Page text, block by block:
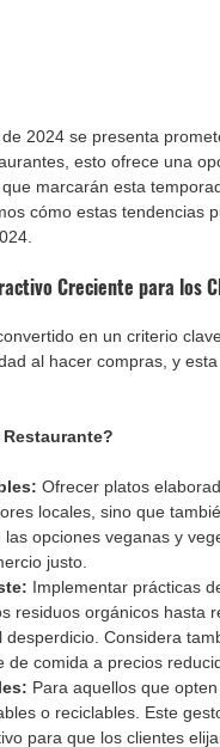
2024 se presenta
esto ofrece una
marcarán esta
cómo estas tendencias
Creciente para los
en un criterio
al hacer compras, y
Ofrecer platos
locales, sino que
las opciones veganas y
justo.
Implementar prácticas
residuos orgánicos hasta
Considera
de comida a precios
Para aquellos que
o reciclables. Este
para que los clientes